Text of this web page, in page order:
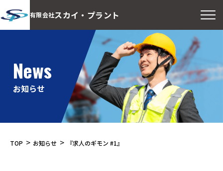
有限会社スカイ・プラント
News
お知らせ
TOP > お知らせ > 『求人のギモン #1』